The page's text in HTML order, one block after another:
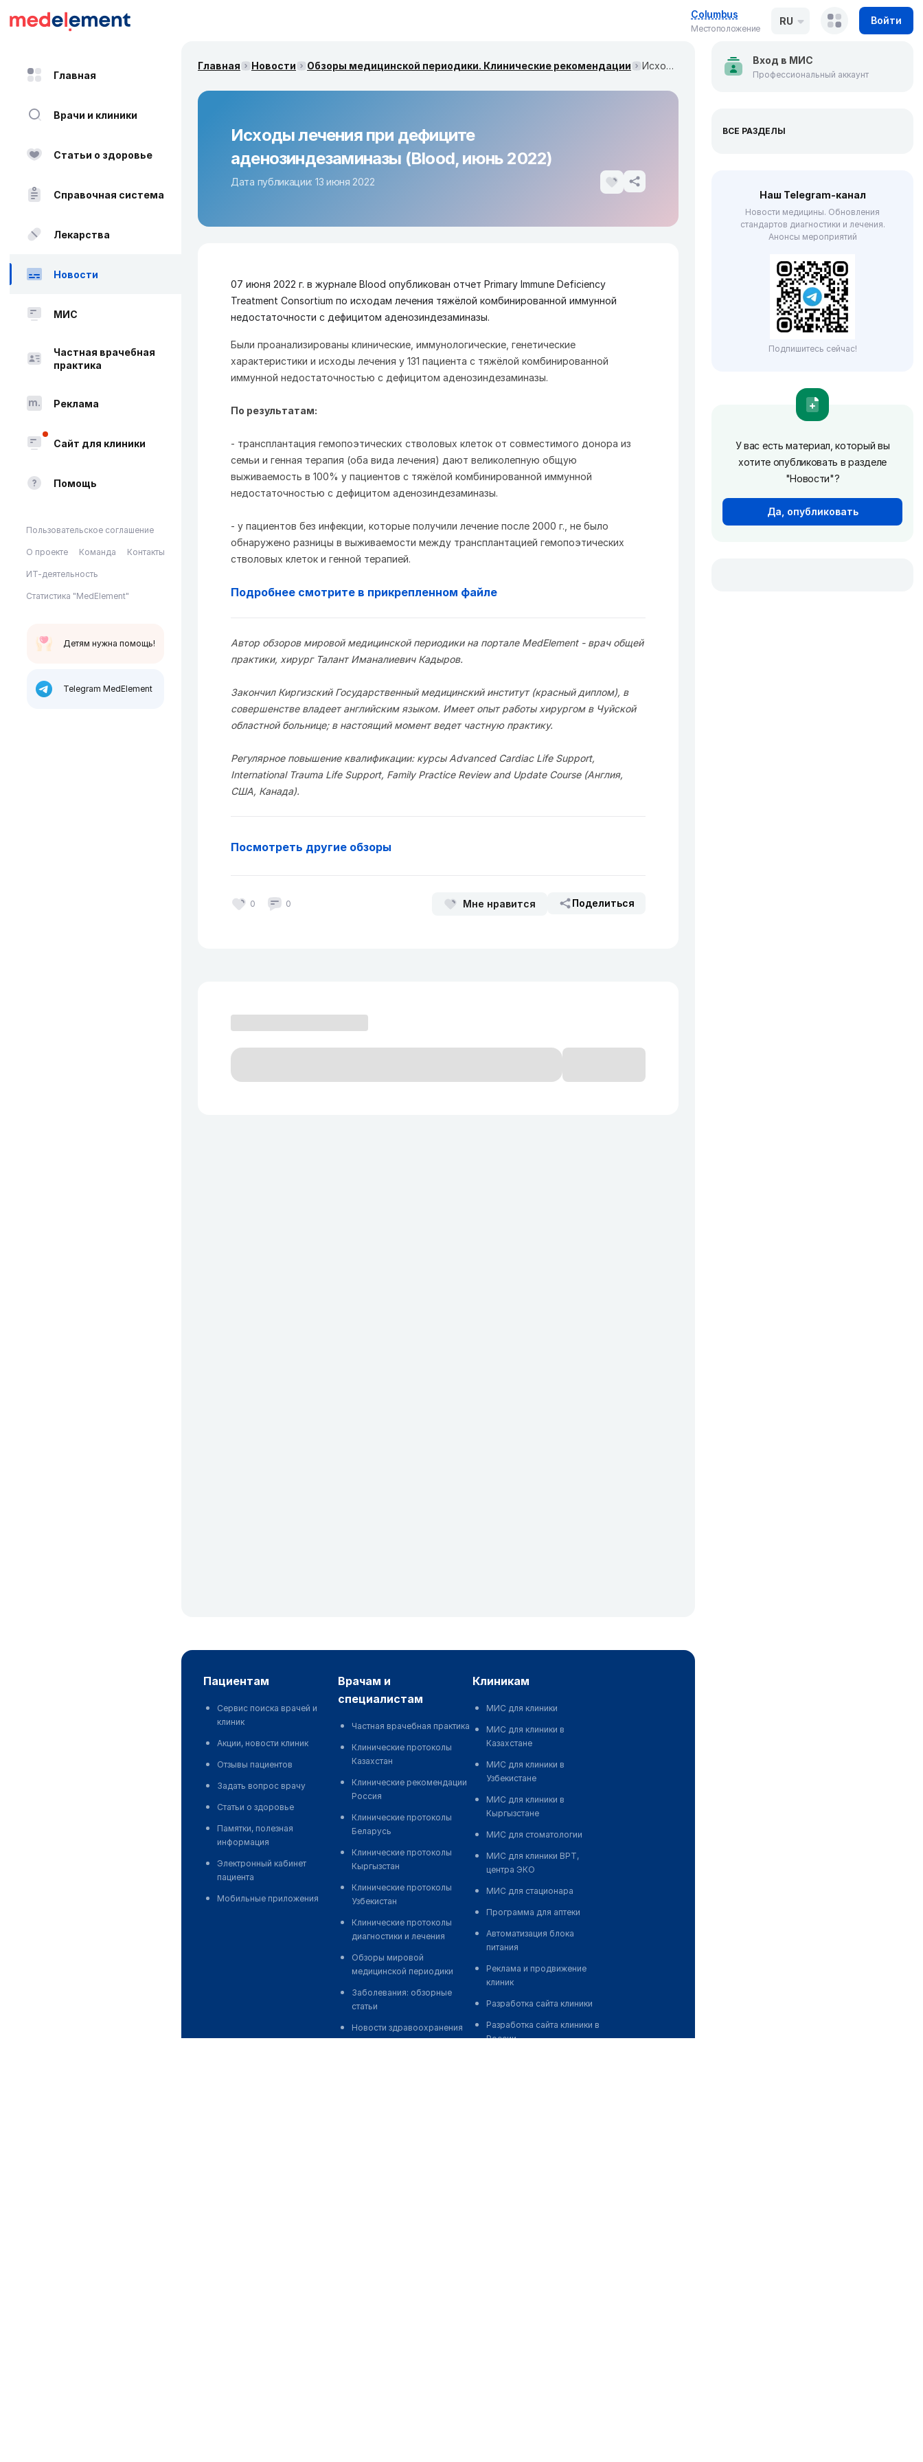
Columbus
Местоположение
RU Войти
Главная
Врачи и клиники
Статьи о здоровье
Справочная система
Лекарства
Новости
МИС
Частная врачебная
практика
Реклама
Сайт для клиники
Помощь
Пользовательское соглашение
О проекте Команда Контакты
ИТ-деятельность
Статистика "MedElement"
Детям нужна помощь!
Telegram MedElement
Главная Новости Обзоры медицинской периодики. Клинические рекомендации Исходы лечения при дефиците аденозиндезаминазы (Blood, июнь 2022)
Исходы лечения при дефиците
аденозиндезаминазы (Blood, июнь 2022)
Дата публикации: 13 июня 2022
07 июня 2022 г. в журнале Blood опубликован отчет Primary Immune Deficiency
Treatment Consortium по исходам лечения тяжёлой комбинированной иммунной
недостаточности с дефицитом аденозиндезаминазы.
Были проанализированы клинические, иммунологические, генетические
характеристики и исходы лечения у 131 пациента с тяжёлой комбинированной
иммунной недостаточностью с дефицитом аденозиндезаминазы.
По результатам:
- трансплантация гемопоэтических стволовых клеток от совместимого донора из
семьи и генная терапия (оба вида лечения) дают великолепную общую
выживаемость в 100% у пациентов с тяжёлой комбинированной иммунной
недостаточностью с дефицитом аденозиндезаминазы.
- у пациентов без инфекции, которые получили лечение после 2000 г., не было
обнаружено разницы в выживаемости между трансплантацией гемопоэтических
стволовых клеток и генной терапией.
Подробнее смотрите в прикрепленном файле
Автор обзоров мировой медицинской периодики на портале MedElement - врач общей
практики, хирург Талант Иманалиевич Кадыров.
Закончил Киргизский Государственный медицинский институт (красный диплом), в
совершенстве владеет английским языком. Имеет опыт работы хирургом в Чуйской
областной больнице; в настоящий момент ведет частную практику.
Регулярное повышение квалификации: курсы Advanced Cardiac Life Support,
International Trauma Life Support, Family Practice Review and Update Course (Англия,
США, Канада).
Посмотреть другие обзоры
0 0 Мне нравится Поделиться
пациентам
Сервис поиска врачей и
клиник
Акции, новости клиник
Отзывы пациентов
Задать вопрос врачу
Статьи о здоровье
Памятки, полезная
информация
Электронный кабинет
пациента
Мобильные приложения
врачам и
специалистам
Частная врачебная практика
Клинические протоколы
Казахстан
Клинические рекомендации
Россия
Клинические протоколы
Беларусь
Клинические протоколы
Кыргызстан
Клинические протоколы
Узбекистан
Клинические протоколы
диагностики и лечения
Обзоры мировой
медицинской периодики
Заболевания: обзорные
статьи
Новости здравоохранения
клиникам
МИС для клиники
МИС для клиники в
Казахстане
МИС для клиники в
Узбекистане
МИС для клиники в
Кыргызстане
МИС для стоматологии
МИС для клиники ВРТ,
центра ЭКО
МИС для стационара
Программа для аптеки
Автоматизация блока
питания
Реклама и продвижение
клиник
Разработка сайта клиники
Разработка сайта клиники в
России
Вход в МИС
Профессиональный аккаунт
ВСЕ РАЗДЕЛЫ
Наш Telegram-канал
Новости медицины. Обновления
стандартов диагностики и лечения.
Анонсы мероприятий
Подпишитесь сейчас!
У вас есть материал, который вы
хотите опубликовать в разделе
"Новости"?
Да, опубликовать